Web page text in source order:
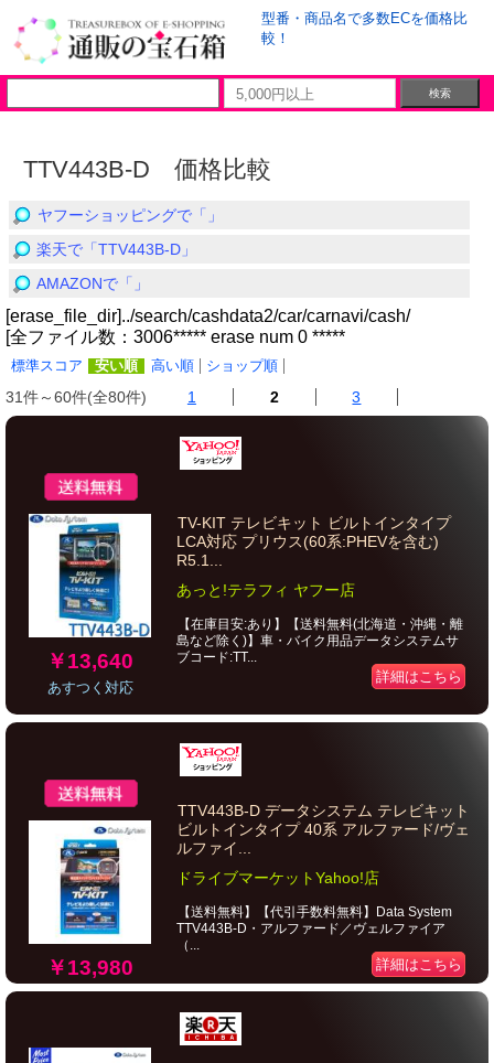
型番・商品名で多数ECを価格比
較！
TTV443B-D 価格比較
ヤフーショッピングで「」
楽天で「TTV443B-D」
AMAZONで「」
[erase_file_dir]../search/cashdata2/car/carnavi/cash/
[全ファイル数：3006***** erase num 0 *****
標準スコア 安い順 高い順 ショップ順
31件～60件(全80件) 1 2 3
￥13,640
あすつく対応
TV-KIT テレビキット ビルトインタイプ
LCA対応 プリウス(60系:PHEVを含む)
R5.1...
あっと!テラフィ ヤフー店
【在庫目安:あり】【送料無料(北海道・沖縄・離
島など除く)】車・バイク用品データシステムサ
ブコード:TT...
詳細はこちら
￥13,980
TTV443B-D データシステム テレビキット
ビルトインタイプ 40系 アルファード/ヴェ
ルファイ...
ドライブマーケットYahoo!店
【送料無料】【代引手数料無料】Data System
TTV443B-D・アルファード／ヴェルファイア
（...
詳細はこちら